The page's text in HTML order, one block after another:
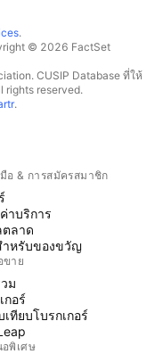
.
© 2026 FactSet
CUSIP Database ที่ให้
rights reserved.
.
มือ & การสมัครสมาชิก
าบริการ
ลาด
หรับของขวัญ
ขาย
ม
กอร์
เทียบโบรกเกอร์
อพิเศษ